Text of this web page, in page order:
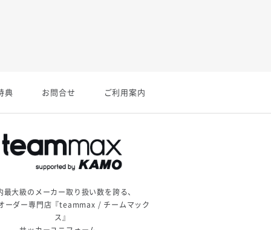
典 お問合せ ご利用案内
最大級のメーカー取り扱い数を誇る、
ーダー専門店『teammax / チームマック
ス』